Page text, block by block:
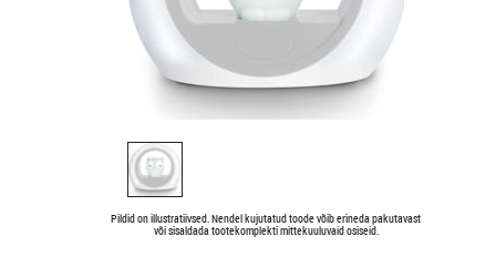
Pildid on illustratiivsed. Nendel kujutatud toode võib erineda pakutavast
või sisaldada tootekomplekti mittekuuluvaid osiseid.